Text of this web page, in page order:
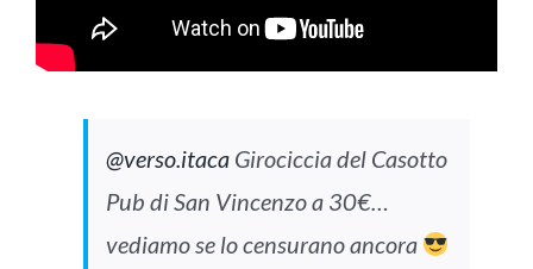
@verso.itaca Girociccia del Casotto
Pub di San Vincenzo a 30€…
vediamo se lo censurano ancora